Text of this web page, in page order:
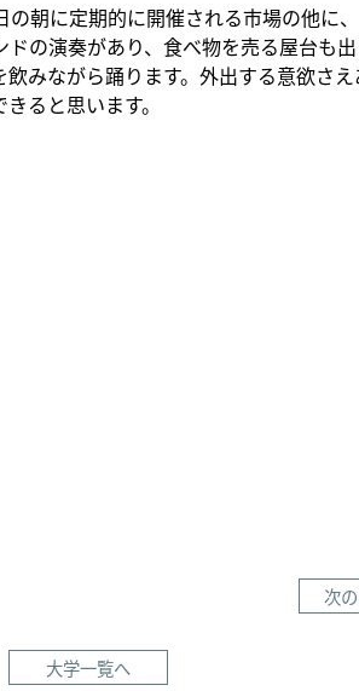
朝に定期的に開催される市場の他に
の演奏があり、食べ物を売る屋台も
みながら踊ります。外出する意欲さ
ると思います。
次
大学一覧へ